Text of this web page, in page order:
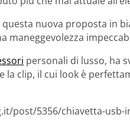
nuova proposta in
maneggevolezza
personali di lusso, ha
clip, il cui look è
post/5356/chiavetta-usb-